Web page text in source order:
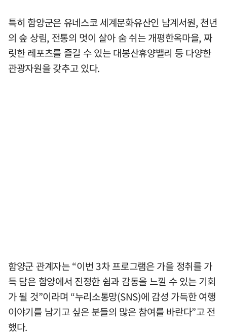
특히 함양군은 유네스코 세계문화유산인 남계서원, 천년
의 숲 상림, 전통의 멋이 살아 숨 쉬는 개평한옥마을, 짜
릿한 레포츠를 즐길 수 있는 대봉산휴양밸리 등 다양한
관광자원을 갖추고 있다.
함양군 관계자는 “이번 3차 프로그램은 가을 정취를 가
득 담은 함양에서 진정한 쉼과 감동을 느낄 수 있는 기회
가 될 것”이라며 “누리소통망(SNS)에 감성 가득한 여행
이야기를 남기고 싶은 분들의 많은 참여를 바란다”고 전
했다.